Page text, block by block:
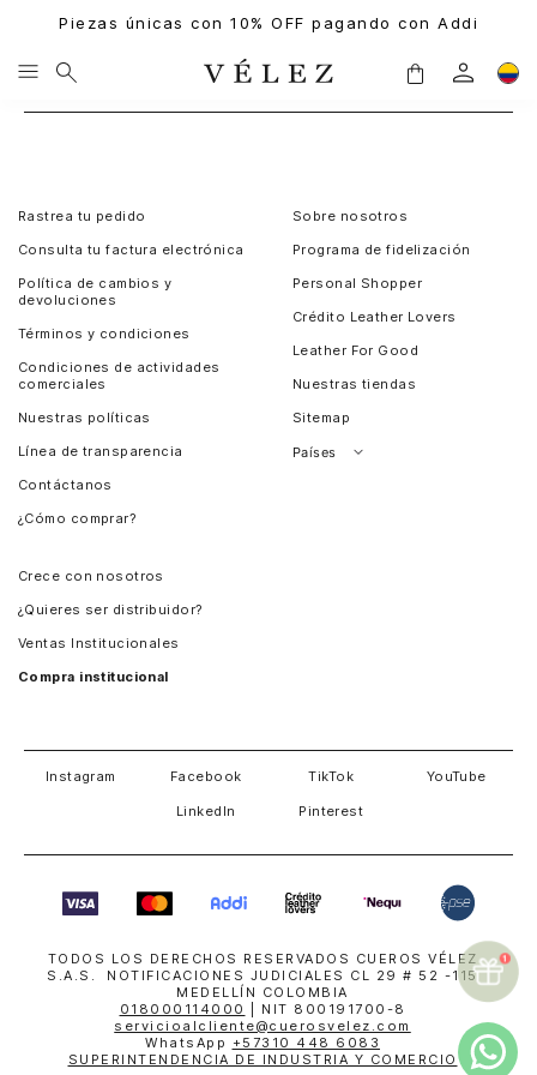
Piezas únicas con 10% OFF pagando con Addi
Rastrea tu pedido
Consulta tu factura electrónica
Política de cambios y
devoluciones
Términos y condiciones
Condiciones de actividades
comerciales
Nuestras políticas
Línea de transparencia
Contáctanos
¿Cómo comprar?
Sobre nosotros
Programa de fidelización
Personal Shopper
Crédito Leather Lovers
Leather For Good
Nuestras tiendas
Sitemap
Países
Crece con nosotros
¿Quieres ser distribuidor?
Ventas Institucionales
Compra institucional
Instagram Facebook TikTok YouTube
LinkedIn Pinterest
TODOS LOS DERECHOS RESERVADOS CUEROS VÉLEZ
S.A.S. NOTIFICACIONES JUDICIALES CL 29 # 52 -115
MEDELLÍN COLOMBIA
018000114000
| NIT 800191700-8
servicioalcliente@cuerosvelez.com
WhatsApp +57310 448 6083
SUPERINTENDENCIA DE INDUSTRIA Y COMERCIO